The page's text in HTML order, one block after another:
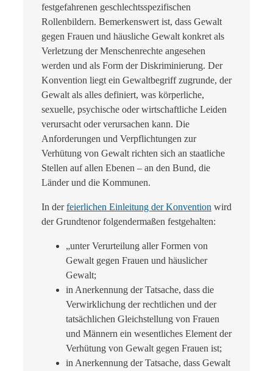
festgefahrenen geschlechtsspezifischen
Rollenbildern. Bemerkenswert ist, dass Gewalt
gegen Frauen und häusliche Gewalt konkret als
Verletzung der Menschenrechte angesehen
werden und als Form der Diskriminierung. Der
Konvention liegt ein Gewaltbegriff zugrunde, der
Gewalt als alles definiert, was körperliche,
sexuelle, psychische oder wirtschaftliche Leiden
verursacht oder verursachen kann. Die
Anforderungen und Verpflichtungen zur
Verhütung von Gewalt richten sich an staatliche
Stellen auf allen Ebenen – an den Bund, die
Länder und die Kommunen.
In derfeierlichen Einleitung der Konvention wird
der Grundtenor folgendermaßen festgehalten:
„unter Verurteilung aller Formen von
Gewalt gegen Frauen und häuslicher
Gewalt;
in Anerkennung der Tatsache, dass die
Verwirklichung der rechtlichen und der
tatsächlichen Gleichstellung von Frauen
und Männern ein wesentliches Element der
Verhütung von Gewalt gegen Frauen ist;
in Anerkennung der Tatsache, dass Gewalt